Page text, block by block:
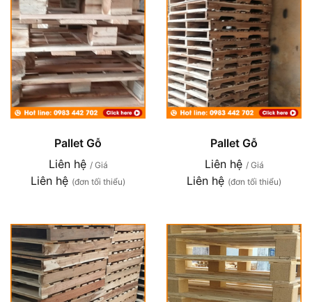
Pallet Gỗ
Liên hệ / Giá
Liên hệ (đơn tối thiểu)
Pallet Gỗ
Liên hệ / Giá
Liên hệ (đơn tối thiểu)